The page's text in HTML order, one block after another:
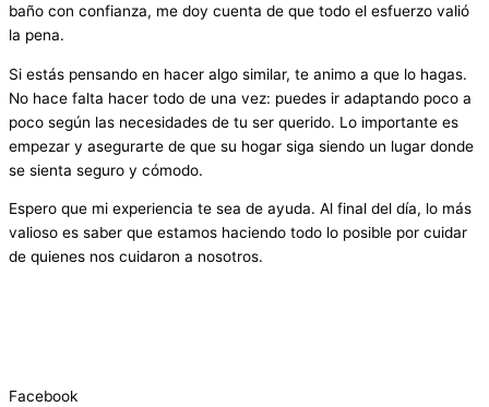
baño con confianza, me doy cuenta de que todo el esfuerzo valió
la pena.
Si estás pensando en hacer algo similar, te animo a que lo hagas.
No hace falta hacer todo de una vez: puedes ir adaptando poco a
poco según las necesidades de tu ser querido. Lo importante es
empezar y asegurarte de que su hogar siga siendo un lugar donde
se sienta seguro y cómodo.
Espero que mi experiencia te sea de ayuda. Al final del día, lo más
valioso es saber que estamos haciendo todo lo posible por cuidar
de quienes nos cuidaron a nosotros.
Facebook